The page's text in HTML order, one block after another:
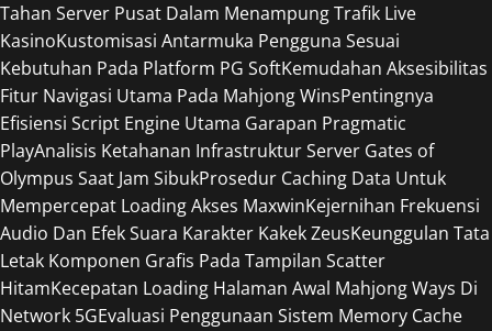
Tahan Server Pusat Dalam Menampung Trafik Live
KasinoKustomisasi Antarmuka Pengguna Sesuai
Kebutuhan Pada Platform PG SoftKemudahan Aksesibilitas
Fitur Navigasi Utama Pada Mahjong WinsPentingnya
Efisiensi Script Engine Utama Garapan Pragmatic
PlayAnalisis Ketahanan Infrastruktur Server Gates of
Olympus Saat Jam SibukProsedur Caching Data Untuk
Mempercepat Loading Akses MaxwinKejernihan Frekuensi
Audio Dan Efek Suara Karakter Kakek ZeusKeunggulan Tata
Letak Komponen Grafis Pada Tampilan Scatter
HitamKecepatan Loading Halaman Awal Mahjong Ways Di
Network 5GEvaluasi Penggunaan Sistem Memory Cache